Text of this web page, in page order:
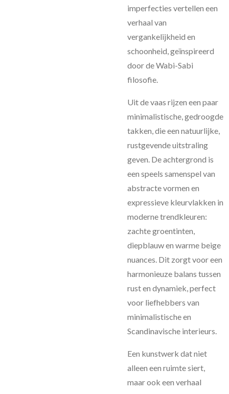
imperfecties vertellen een
verhaal van
vergankelijkheid en
schoonheid, geïnspireerd
door de Wabi-Sabi
filosofie.
Uit de vaas rijzen een paar
minimalistische, gedroogde
takken, die een natuurlijke,
rustgevende uitstraling
geven. De achtergrond is
een speels samenspel van
abstracte vormen en
expressieve kleurvlakken in
moderne trendkleuren:
zachte groentinten,
diepblauw en warme beige
nuances. Dit zorgt voor een
harmonieuze balans tussen
rust en dynamiek, perfect
voor liefhebbers van
minimalistische en
Scandinavische interieurs.
Een kunstwerk dat niet
alleen een ruimte siert,
maar ook een verhaal